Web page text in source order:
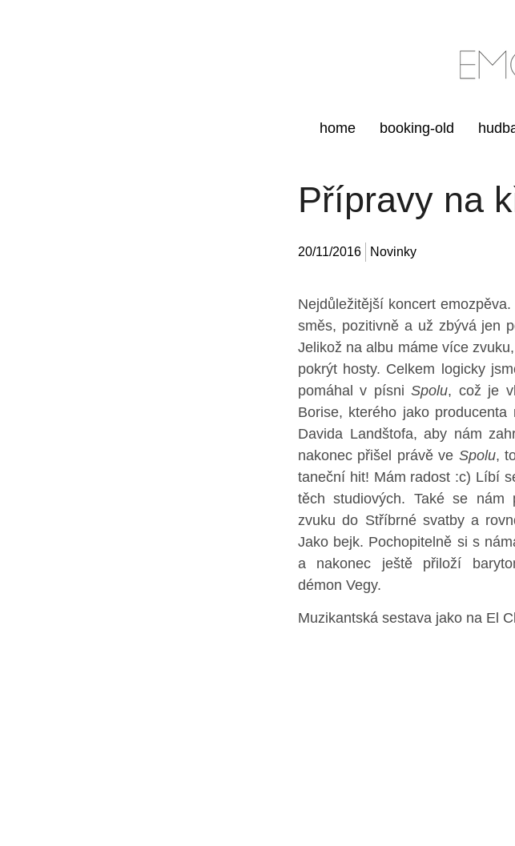
home booking-old
Přípravy na
20/11/2016 Novinky
Nejdůležitější koncert
směs, pozitivně a už zbývá jen
Jelikož na albu máme více
pokrýt hosty. Celkem logicky
pomáhal v písniSpolu, což je
Borise, kterého jako
Davida Landštofa, aby nám
nakonec přišel právě ve Spolu,
taneční hit! Mám radost :c) Líbí
těch studiových. Také se nám
zvuku do Stříbrné svatby a
Jako bejk. Pochopitelně si s
a nakonec ještě přiloží
démon Vegy.
Muzikantská sestava jako na El